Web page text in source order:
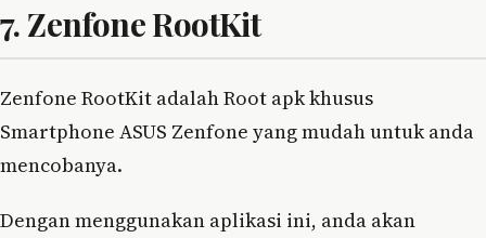
7. Zenfone RootKit
Zenfone RootKit adalah Root apk khusus
Smartphone ASUS Zenfone yang mudah untuk anda
mencobanya.
Dengan menggunakan aplikasi ini, anda akan